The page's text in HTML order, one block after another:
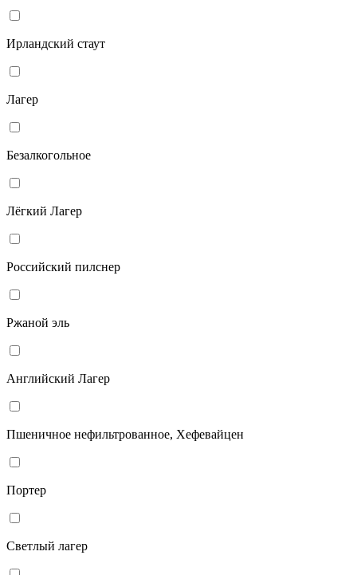
Ирландский стаут
Лагер
Безалкогольное
Лёгкий Лагер
Российский пилснер
Ржаной эль
Английский Лагер
Пшеничное нефильтрованное, Хефевайцен
Портер
Светлый лагер